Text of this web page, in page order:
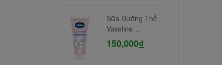
Sữa Dưỡng Thể
Vaseline
Niacinamide 300ml
150,000₫